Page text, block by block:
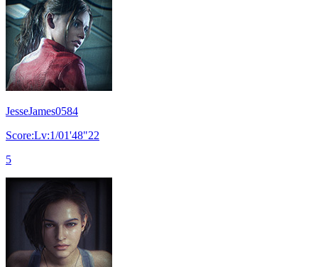
JesseJames0584
Score:Lv:1/01'48"22
5